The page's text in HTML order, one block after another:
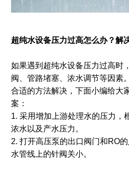
超纯水设备压力过高怎么办？解
如果遇到超纯水设备压力过高时
阀、管路堵塞、浓水调节等因素
合适的方法解决，下面小编给大
案：
1. 采用增加上游处理水的压力，
浓水以及产水压力。
2. 打开高压泵的出口阀门和RO
水管线上的针阀关小。